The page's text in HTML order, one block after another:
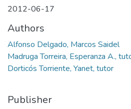
2012-06-17
Authors
Alfonso Delgado, Marcos Saidel
Madruga Torreira, Esperanza A.,
Dorticós Torriente, Yanet, tutor
Publisher